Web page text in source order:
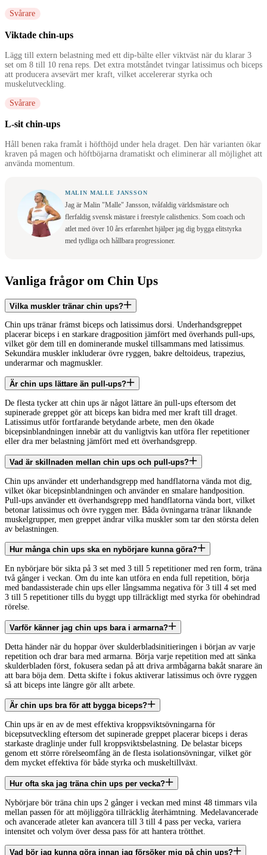
Svårare
Viktade chin-ups
Lägg till extern belastning med ett dip-bälte eller viktväst när du klarar 3
set om 8 till 10 rena reps. Det extra motståndet tvingar latissimus och biceps
att producera avsevärt mer kraft, vilket accelererar styrka och
muskelutveckling.
Svårare
L-sit chin-ups
Håll benen raka framåt i höfthöjd under hela draget. Den här varianten ökar
kraven på magen och höftböjarna dramatiskt och eliminerar all möjlighet att
använda momentum.
MALIN MALLE JANSSON
Jag är Malin "Malle" Jansson, tvåfaldig världsmästare och
flerfaldig svensk mästare i freestyle calisthenics. Som coach och
atlet med över 10 års erfarenhet hjälper jag dig bygga elitstyrka
med tydliga och hållbara progressioner.
Vanliga frågor om Chin Ups
Vilka muskler tränar chin ups?
Chin ups tränar främst biceps och latissimus dorsi. Underhandsgreppet
placerar biceps i en starkare dragposition jämfört med överhands pull-ups,
vilket gör dem till en dominerande muskel tillsammans med latissimus.
Sekundära muskler inkluderar övre ryggen, bakre deltoideus, trapezius,
underarmar och magmuskler.
Är chin ups lättare än pull-ups?
De flesta tycker att chin ups är något lättare än pull-ups eftersom det
supinerade greppet gör att biceps kan bidra med mer kraft till draget.
Latissimus utför fortfarande betydande arbete, men den ökade
bicepsinblandningen innebär att du vanligtvis kan utföra fler repetitioner
eller dra mer belastning jämfört med ett överhandsgrepp.
Vad är skillnaden mellan chin ups och pull-ups?
Chin ups använder ett underhandsgrepp med handflatorna vända mot dig,
vilket ökar bicepsinblandningen och använder en smalare handposition.
Pull-ups använder ett överhandsgrepp med handflatorna vända bort, vilket
betonar latissimus och övre ryggen mer. Båda övningarna tränar liknande
muskelgrupper, men greppet ändrar vilka muskler som tar den största delen
av belastningen.
Hur många chin ups ska en nybörjare kunna göra?
En nybörjare bör sikta på 3 set med 3 till 5 repetitioner med ren form, träna
två gånger i veckan. Om du inte kan utföra en enda full repetition, börja
med bandassisterade chin ups eller långsamma negativa för 3 till 4 set med
3 till 5 repetitioner tills du byggt upp tillräckligt med styrka för obehindrad
rörelse.
Varför känner jag chin ups bara i armarna?
Detta händer när du hoppar över skulderbladsinitieringen i början av varje
repetition och drar bara med armarna. Börja varje repetition med att sänka
skulderbladen först, fokusera sedan på att driva armbågarna bakåt snarare än
att bara böja dem. Detta skifte i fokus aktiverar latissimus och övre ryggen
så att biceps inte längre gör allt arbete.
Är chin ups bra för att bygga biceps?
Chin ups är en av de mest effektiva kroppsviktsövningarna för
bicepsutveckling eftersom det supinerade greppet placerar biceps i deras
starkaste draglinje under full kroppsviktsbelastning. De belastar biceps
genom ett större rörelseomfång än de flesta isolationsövningar, vilket gör
dem mycket effektiva för både styrka och muskeltillväxt.
Hur ofta ska jag träna chin ups per vecka?
Nybörjare bör träna chin ups 2 gånger i veckan med minst 48 timmars vila
mellan passen för att möjliggöra tillräcklig återhämtning. Medelavancerade
och avancerade atleter kan avancera till 3 till 4 pass per vecka, variera
intensitet och volym över dessa pass för att hantera trötthet.
Vad bör jag kunna göra innan jag försöker mig på chin ups?